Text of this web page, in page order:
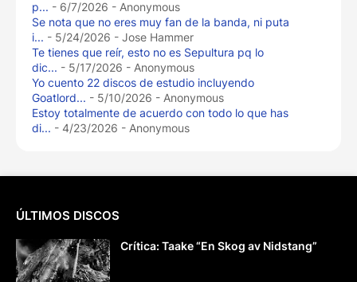
p... - 6/7/2026 - Anonymous
Se nota que no eres muy fan de la banda, ni puta
i... - 5/24/2026 - Jose Hammer
Te tienes que reír, esto no es Sepultura pq lo
dic... - 5/17/2026 - Anonymous
Yo cuento 22 discos de estudio incluyendo
Goatlord... - 5/10/2026 - Anonymous
Estoy totalmente de acuerdo con todo lo que has
di... - 4/23/2026 - Anonymous
ÚLTIMOS DISCOS
Crítica: Taake “En Skog av Nidstang”